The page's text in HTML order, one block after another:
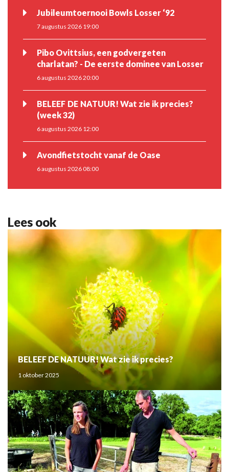
Jubileumtoernooi Bowls Losser ‘92
7 augustus 2026 19:00
Pibo Ovittsius, een godvergeten
charlatan? - De eerste dominee van Losser
6 augustus 2026 20:00
BELEEF DE NATUUR! Wat zie ik precies?
(week 32)
6 augustus 2026 12:00
Avondfietstocht vanaf de Oase
6 augustus 2026 08:00
Lees ook
BELEEF DE NATUUR! Wat zie ik precies?
1 oktober 2025